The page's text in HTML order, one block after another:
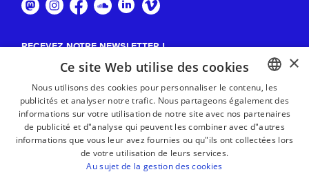
RECEVEZ NOTRE NEWSLETTER !
BASQUE
FRENCH
×
Ce site Web utilise des cookies
Nous utilisons des cookies pour personnaliser le contenu, les
publicités et analyser notre trafic. Nous partageons également des
informations sur votre utilisation de notre site avec nos partenaires
de publicité et d"analyse qui peuvent les combiner avec d"autres
informations que vous leur avez fournies ou qu"ils ont collectées lors
de votre utilisation de leurs services.
Au sujet de la gestion des cookies